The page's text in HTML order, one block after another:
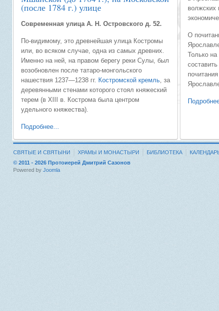
(после 1784 г.) улице
Современная улица А. Н. Островского д. 52.
По-видимому, это древнейшая улица Костромы
или, во всяком случае, одна из самых древних.
Именно на ней, на правом берегу реки Сулы, был
возобновлен после татаро-монгольского
нашествия 1237—1238 гг. Костромской кремль, за
деревянными стенами которого стоял княжеский
терем (в XIII в. Кострома была центром
удельного княжества).
Подробнее...
волжских
О
Только
СВЯТЫЕ И СВЯТЫНИ ХРАМЫ И МОНАСТЫРИ БИБЛИОТЕКА
© 2011 - 2026 Протоиерей Дмитрий Сазонов
Powered by Joomla